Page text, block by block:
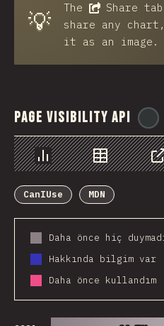
💡 The Share
share any
it as an image.
Page Visibility API
Chart Data
CanIUse
MDN
Daha önce hiç
Hakkında bilgim var
Daha önce kullandım